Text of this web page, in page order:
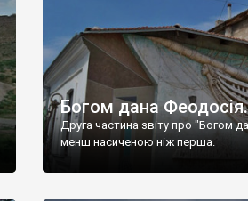
Богом дана
Друга частина звіту про "Богом
менш насиченою ніж перша.